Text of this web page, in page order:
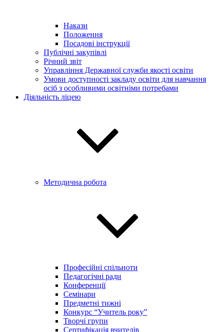
Накази
Положення
Посадові інструкції
Публічні закупівлі
Річний звіт
Управління Державної служби якості освіти
Умови доступності закладу освіти для навчання
осіб з особливими освітніми потребами
Діяльність ліцею
Методична робота
Професійні спільноти
Педагогічні ради
Конференції
Семінари
Предметні тижні
Конкурс “Учитель року”
Творчі групи
Сертифікація вчителів